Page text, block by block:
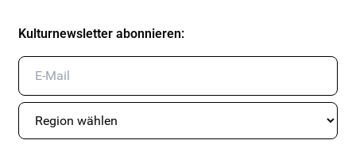
Kulturnewsletter abonnieren: